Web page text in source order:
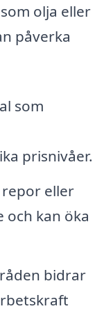
olja eller
påverka
som
prisnivåer.
eller
kan öka
bidrar